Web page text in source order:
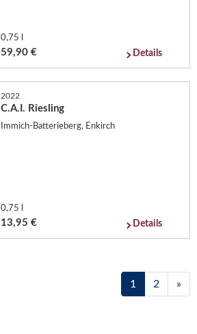
0,75 l
59,90 € Details
2022
C.A.I. Riesling
Immich-Batterieberg, Enkirch
0,75 l
13,95 € Details
1 2 »